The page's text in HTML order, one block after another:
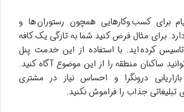
برای کسب وکارهایی همچون رستوران ها و
دارد. برای مثال فرض کنید شما به تازگی یک کافه
5 تهران تاسیس کرده اید. با استفاده از این خدمت پنل
ساکنان منطقه را از این موضوع آگاه کنید.
درونگرا و احساس نیاز در مشتری
تبلیغاتی جذاب را فراموش نکنید.